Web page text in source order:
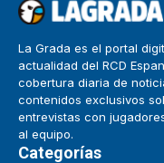
La Grada es el portal
actualidad del RCD
cobertura diaria de
contenidos exclusivos
entrevistas con
al equipo.
Categorías